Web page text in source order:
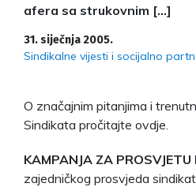
afera sa strukovnim […]
31. siječnja 2005.
Sindikalne vijesti i socijalno
O značajnim pitanjima i
Sindikata pročitajte ovdje.
KAMPANJA ZA
zajedničkog prosvjeda